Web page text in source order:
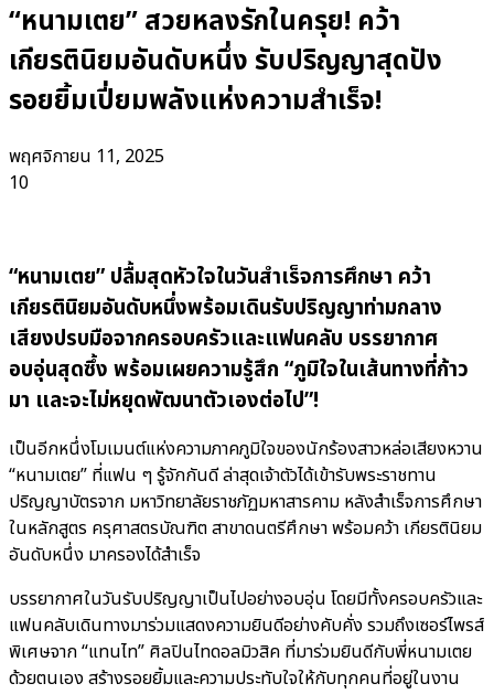
“หนามเตย” สวยหลงรักในครุย! คว้า
เกียรตินิยมอันดับหนึ่ง รับปริญญาสุดปัง
รอยยิ้มเปี่ยมพลังแห่งความสำเร็จ!
พฤศจิกายน 11, 2025
10
“หนามเตย” ปลื้มสุดหัวใจในวันสำเร็จการศึกษา คว้า
เกียรตินิยมอันดับหนึ่งพร้อมเดินรับปริญญาท่ามกลาง
เสียงปรบมือจากครอบครัวและแฟนคลับ บรรยากาศ
อบอุ่นสุดซึ้ง พร้อมเผยความรู้สึก “ภูมิใจในเส้นทางที่ก้าว
มา และจะไม่หยุดพัฒนาตัวเองต่อไป”!
เป็นอีกหนึ่งโมเมนต์แห่งความภาคภูมิใจของนักร้องสาวหล่อเสียงหวาน
“หนามเตย” ที่แฟน ๆ รู้จักกันดี ล่าสุดเจ้าตัวได้เข้ารับพระราชทาน
ปริญญาบัตรจาก มหาวิทยาลัยราชภัฏมหาสารคาม หลังสำเร็จการศึกษา
ในหลักสูตร ครุศาสตรบัณฑิต สาขาดนตรีศึกษา พร้อมคว้า เกียรตินิยม
อันดับหนึ่ง มาครองได้สำเร็จ
บรรยากาศในวันรับปริญญาเป็นไปอย่างอบอุ่น โดยมีทั้งครอบครัวและ
แฟนคลับเดินทางมาร่วมแสดงความยินดีอย่างคับคั่ง รวมถึงเซอร์ไพรส์
พิเศษจาก “แทนไท” ศิลปินไทดอลมิวสิค ที่มาร่วมยินดีกับพี่หนามเตย
ด้วยตนเอง สร้างรอยยิ้มและความประทับใจให้กับทุกคนที่อยู่ในงาน